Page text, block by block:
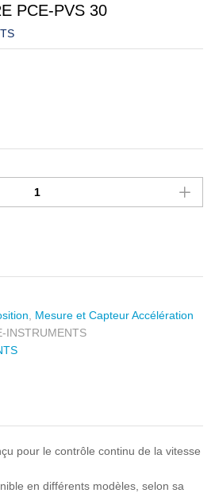
PCE-PVS 30
Mesure et Capteur Accélération
INSTRUMENTS
pour le contrôle continu de la vitesse
en différents modèles, selon sa